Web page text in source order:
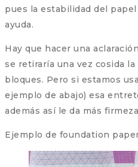
pues la estabilidad del
ayuda.
Hay que hacer una
se retiraría una vez cosida
bloques. Pero si estamos
ejemplo de abajo) esa
además así le da más
Ejemplo de foundation